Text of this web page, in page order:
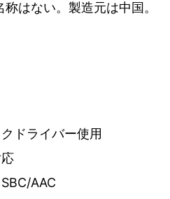
はない。製造元は中国。
ドライバー使用
AAC